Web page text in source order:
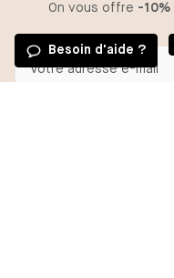
On vous offre -10%
Besoin d'aide ?